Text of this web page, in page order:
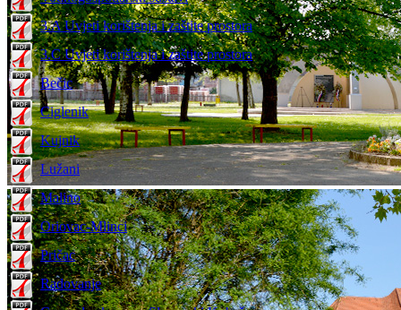
3.A Uvjeti korištenja i zaštite prostora
3.C Uvjeti korištenja i zaštite prostora
Bečic
Ciglenik
Kujnik
Lužani
Malino
Oriovac-Mlinci
Pričac
Radovanje